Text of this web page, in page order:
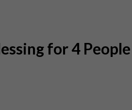
for 4 People